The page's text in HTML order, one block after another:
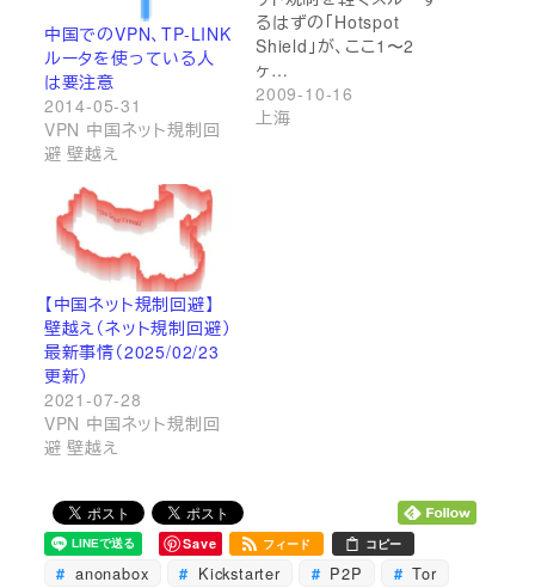
中国でのVPN、TP-LINK
ルータを使っている人
は要注意
2014-05-31
VPN 中国ネット規制回
避 壁越え
るはずの「Hotspot
Shield」が、ここ1〜2
ヶ…
2009-10-16
上海
【中国ネット規制回避】
壁越え（ネット規制回避）
最新事情（2025/02/23
更新）
2021-07-28
VPN 中国ネット規制回
避 壁越え
Save フィード コピー
anonabox Kickstarter P2P
Tor